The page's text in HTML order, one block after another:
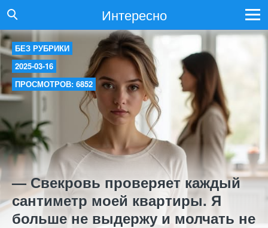
Интересно
БЕЗ РУБРИКИ
2025-03-16
ПРОСМОТРОВ: 6852
— Свекровь проверяет каждый
сантиметр моей квартиры. Я
больше не выдержу и молчать не